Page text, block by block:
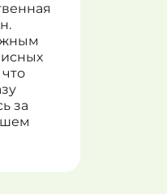
за